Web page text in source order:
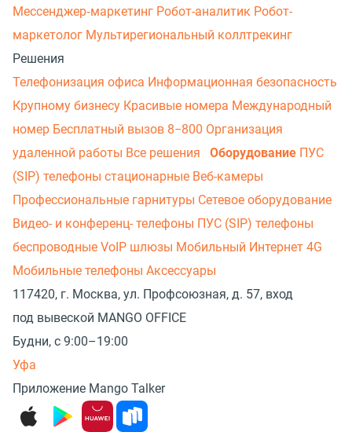
Мессенджер‑маркетинг Робот-аналитик Робот-
маркетолог Мультирегиональный коллтрекинг
Решения
Телефонизация офиса Информационная безопасность
Крупному бизнесу Красивые номера Международный
номер Бесплатный вызов 8−800 Организация
удаленной работы Все решения Оборудование ПУС
(SIP) телефоны стационарные Веб-камеры
Профессиональные гарнитуры Сетевое оборудование
Видео- и конференц- телефоны ПУС (SIP) телефоны
беспроводные VoIP шлюзы Мобильный Интернет 4G
Мобильные телефоны Аксессуары
117420, г. Москва, ул. Профсоюзная, д. 57, вход
под вывеской MANGO OFFICE
Будни, с 9:00–19:00
Уфа
Приложение Mango Talker